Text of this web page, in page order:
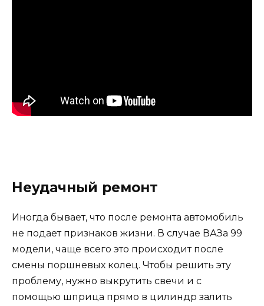
Неудачный ремонт
Иногда бывает, что после ремонта автомобиль
не подает признаков жизни. В случае ВАЗа 99
модели, чаще всего это происходит после
смены поршневых колец. Чтобы решить эту
проблему, нужно выкрутить свечи и с
помощью шприца прямо в цилиндр залить